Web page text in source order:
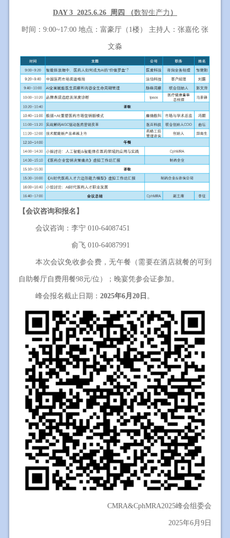
DAY 3 2025.6.26 周四 （数智生产力 ）
时间： 9:00~17:00 地点：富豪厅（ 1楼） 主持人：张嘉伦 张
文淼
【会议咨询和报名】
会议咨询：李宁 010-64087451
会议咨询：俞飞 010-64087991
本次会议免收参会费，无午餐（需要在酒店就餐的可到
自助餐厅自费用餐98元/位）；晚宴凭参会证参加。
峰会报名截止日期：2025年6月20日 。
CMRA&CphMRA2025峰会组委会
2025年6月9日